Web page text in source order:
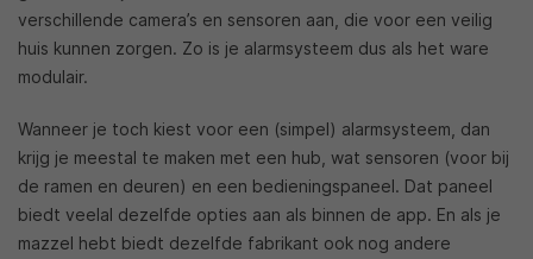
verschillende camera’s en sensoren aan, die voor een veilig
huis kunnen zorgen. Zo is je alarmsysteem dus als het ware
modulair.
Wanneer je toch kiest voor een (simpel) alarmsysteem, dan
krijg je meestal te maken met een hub, wat sensoren (voor bij
de ramen en deuren) en een bedieningspaneel. Dat paneel
biedt veelal dezelfde opties aan als binnen de app. En als je
mazzel hebt biedt dezelfde fabrikant ook nog andere